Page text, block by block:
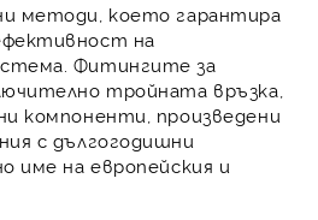
методи, което гарантира
на
Фитингите за
тройната връзка
компоненти, произведени
с дългогодишни
име на европейския и